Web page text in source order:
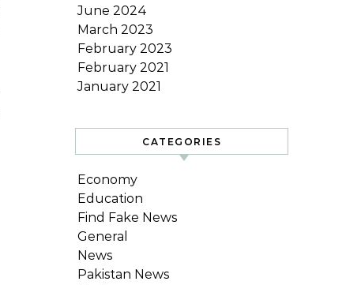
June 2024
March 2023
February 2023
February 2021
January 2021
CATEGORIES
Economy
Education
Find Fake News
General
News
Pakistan News